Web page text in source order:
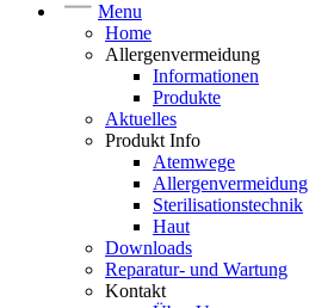
Menu
Home
Allergenvermeidung
Informationen
Produkte
Aktuelles
Produkt Info
Atemwege
Allergenvermeidung
Sterilisationstechnik
Haut
Downloads
Reparatur- und Wartung
Kontakt